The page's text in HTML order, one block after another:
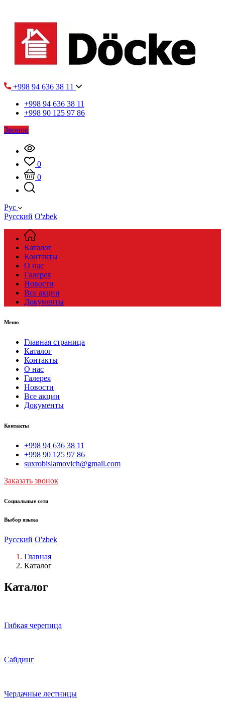
+998 94 636 38 11
+998 94 636 38 11
+998 90 125 97 86
Звонок
0
0
Рус
Русский O'zbek
Каталог
Контакты
О нас
Галерея
Новости
Все акции
Документы
Меню
Главная страница
Каталог
Контакты
О нас
Галерея
Новости
Все акции
Документы
Контакты
+998 94 636 38 11
+998 90 125 97 86
suxrobislamovich@gmail.com
Заказать звонок
Социальные сети
Выбор языка
Русский O'zbek
Главная
Каталог
Каталог
Гибкая черепица
Сайдинг
Чердачные лестницы